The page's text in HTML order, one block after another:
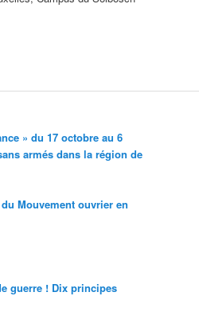
» du 17 octobre au 6
armés dans la région de
Mouvement ouvrier en
guerre ! Dix principes